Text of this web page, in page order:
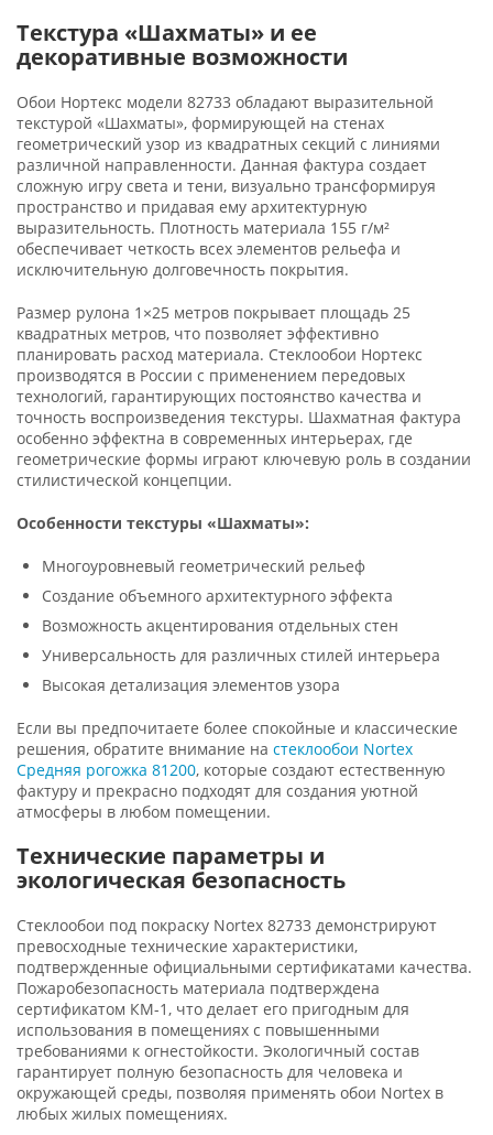
Текстура «Шахматы» и ее
декоративные возможности
Обои Нортекс модели 82733 обладают выразительной
текстурой «Шахматы», формирующей на стенах
геометрический узор из квадратных секций с линиями
различной направленности. Данная фактура создает
сложную игру света и тени, визуально трансформируя
пространство и придавая ему архитектурную
выразительность. Плотность материала 155 г/м²
обеспечивает четкость всех элементов рельефа и
исключительную долговечность покрытия.
Размер рулона 1×25 метров покрывает площадь 25
квадратных метров, что позволяет эффективно
планировать расход материала. Стеклообои Нортекс
производятся в России с применением передовых
технологий, гарантирующих постоянство качества и
точность воспроизведения текстуры. Шахматная фактура
особенно эффектна в современных интерьерах, где
геометрические формы играют ключевую роль в создании
стилистической концепции.
Особенности текстуры «Шахматы»:
Многоуровневый геометрический рельеф
Создание объемного архитектурного эффекта
Возможность акцентирования отдельных стен
Универсальность для различных стилей интерьера
Высокая детализация элементов узора
Если вы предпочитаете более спокойные и классические
решения, обратите внимание на стеклообои Nortex
Средняя рогожка 81200, которые создают естественную
фактуру и прекрасно подходят для создания уютной
атмосферы в любом помещении.
Технические параметры и
экологическая безопасность
Стеклообои под покраску Nortex 82733 демонстрируют
превосходные технические характеристики,
подтвержденные официальными сертификатами качества.
Пожаробезопасность материала подтверждена
сертификатом КМ-1, что делает его пригодным для
использования в помещениях с повышенными
требованиями к огнестойкости. Экологичный состав
гарантирует полную безопасность для человека и
окружающей среды, позволяя применять обои Nortex в
любых жилых помещениях.